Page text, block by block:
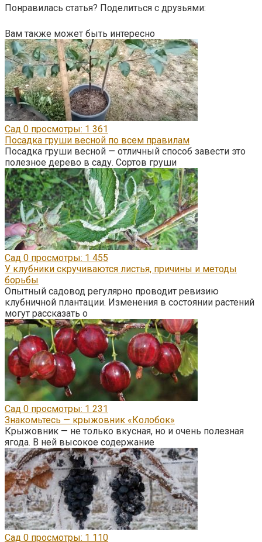
Понравилась статья? Поделиться с друзьями:
Вам также может быть интересно
Сад 0 просмотры: 1 361
Посадка груши весной по всем правилам
Посадка груши весной — отличный способ завести это
полезное дерево в саду. Сортов груши
Сад 0 просмотры: 1 455
У клубники скручиваются листья, причины и методы
борьбы
Опытный садовод регулярно проводит ревизию
клубничной плантации. Изменения в состоянии растений
могут рассказать о
Сад 0 просмотры: 1 231
Знакомьтесь — крыжовник «Колобок»
Крыжовник — не только вкусная, но и очень полезная
ягода. В ней высокое содержание
Сад 0 просмотры: 1 110